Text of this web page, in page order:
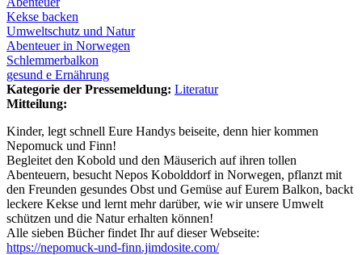
Kekse backen
Umweltschutz und Natur
Abenteuer in Norwegen
Schlemmerbalkon
gesund e Ernährung
Kategorie der Pressemeldung: Literatur
Mitteilung:
Kinder, legt schnell Eure Handys beiseite, denn hier kommen
Nepomuck und Finn!
Begleitet den Kobold und den Mäuserich auf ihren tollen
Abenteuern, besucht Nepos Kobolddorf in Norwegen, pflanzt mit
den Freunden gesundes Obst und Gemüse auf Eurem Balkon, backt
leckere Kekse und lernt mehr darüber, wie wir unsere Umwelt
schützen und die Natur erhalten können!
Alle sieben Bücher findet Ihr auf dieser Webseite:
https://nepomuck-und-finn.jimdosite.com/